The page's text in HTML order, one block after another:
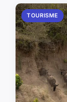
TOURISME